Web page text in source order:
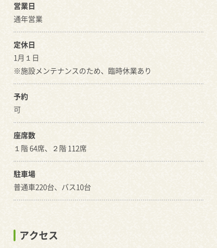
営業日
通年営業
定休日
1月１日
※施設メンテナンスのため、臨時休業あり
予約
可
座席数
１階 64席、２階 112席
駐車場
普通車220台、バス10台
アクセス